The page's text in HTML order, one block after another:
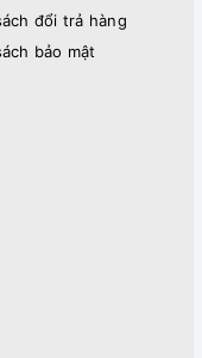
đổi trả hàng
bảo mật